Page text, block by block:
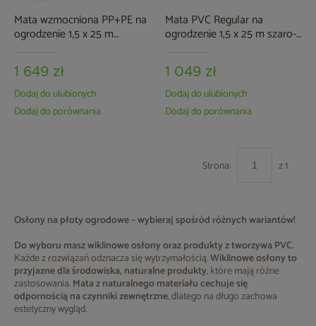
Osłony na płoty ogrodowe – wybieraj spośród różnych wariantów!
Do wyboru masz wiklinowe osłony oraz produkty z tworzywa PVC.
Każde z rozwiązań odznacza się wytrzymałością.Wiklinowe osłony to
przyjazne dla środowiska, naturalne produkty, które mają różne
zastosowania.Mata z naturalnego materiału cechuje się
odpornością na czynniki zewnętrzne, dlatego na długo zachowa
estetyczny wygląd.
Mata wzmocniona PP+PE na
ogrodzenie 1,5 x 25 m
1 649 zł
Dodaj do ulubionych
Dodaj do porównania
Mata PVC Regular na
ogrodzenie 1,5 x 25 m szaro-
1 049 zł
Dodaj do ulubionych
Dodaj do porównania
Strona: z 1